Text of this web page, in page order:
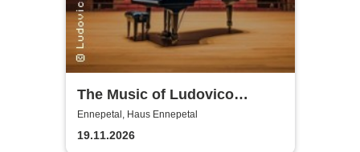
The Music of Ludovico
Einaudi: Tribute-
Klavierkonzert - Ludovico
Ennepetal, Haus Ennepetal
19.11.2026